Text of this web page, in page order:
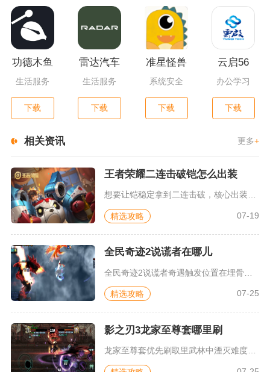
功德木鱼
生活服务
下载
雷达汽车
生活服务
下载
准星怪兽
系统安全
下载
云启56
办公学习
下载
相关资讯 更多+
王者荣耀二连击破铠怎么出装
想要让铠稳定拿到二连击破，核心出装为抵抗之靴、暗影战斧、反伤...
精选攻略 07-19
全民奇迹2说谎者在哪儿
精选攻略 07-25
影之刃3龙家至尊套哪里刷
龙家至尊套优先刷取里武林中湮灭难度的正道陨落副本，里武林深层...